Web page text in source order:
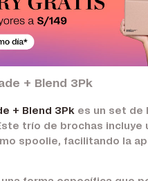
+ Blend 3Pk
+ Blend 3Pk es un set de
trío de brochas incluye
spoolie, facilitando la